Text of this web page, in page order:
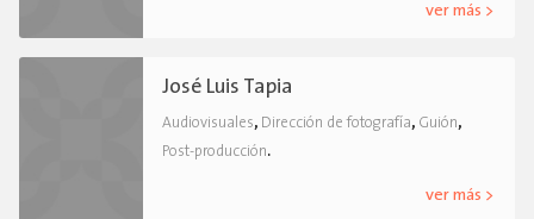
ver más >
José Luis Tapia
Audiovisuales, Dirección de fotografía, Guión,
Post-producción.
ver más >